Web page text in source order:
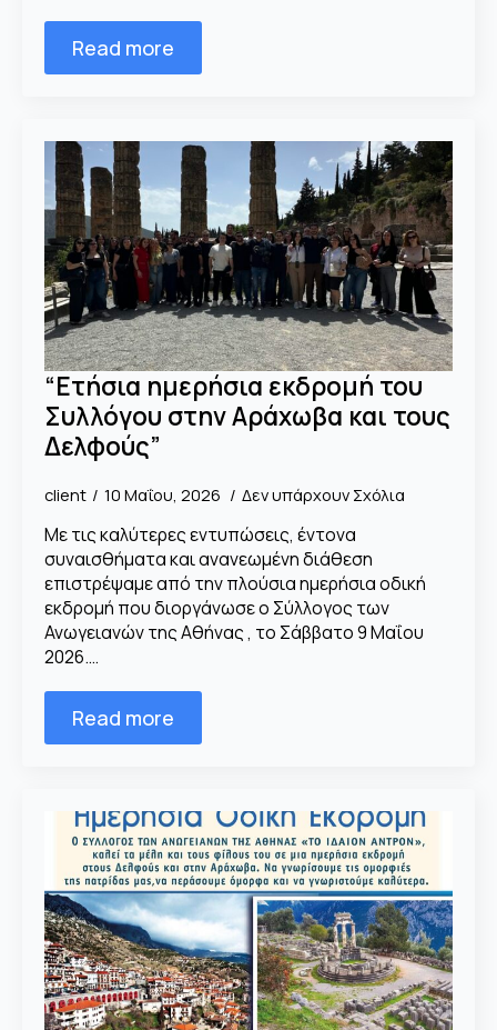
Read more
“Ετήσια ημερήσια εκδρομή του
Συλλόγου στην Αράχωβα και τους
Δελφούς”
client 10 Μαΐου, 2026 Δεν υπάρχουν Σχόλια
Με τις καλύτερες εντυπώσεις, έντονα
συναισθήματα και ανανεωμένη διάθεση
επιστρέψαμε από την πλούσια ημερήσια οδική
εκδρομή που διοργάνωσε ο Σύλλογος των
Ανωγειανών της Αθήνας , το Σάββατο 9 Μαΐου
2026.…
Read more